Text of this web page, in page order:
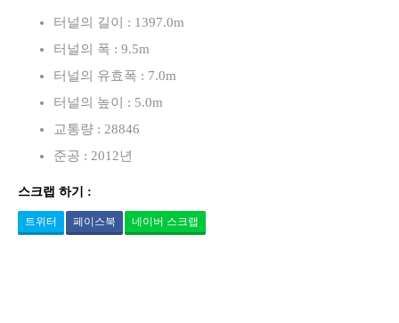
터널의 길이 : 1397.0m
터널의 폭 : 9.5m
터널의 유효폭 : 7.0m
터널의 높이 : 5.0m
교통량 : 28846
준공 : 2012년
스크랩 하기 :
트위터 페이스북 네이버 스크랩